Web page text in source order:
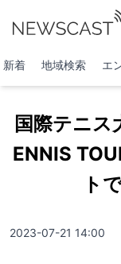
新着 地域検索 エ
国際テニス
ENNIS
ト
2023-07-21 14:00